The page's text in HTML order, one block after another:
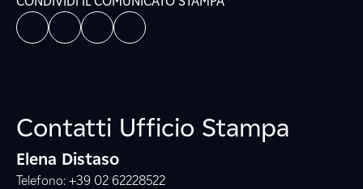
Contatti Ufficio Stampa
Elena Distaso
Telefono: +39 02 62228522